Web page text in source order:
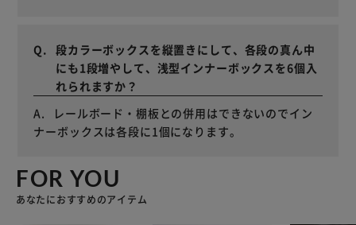
段カラーボックスを縦置きにして、各段の真ん中
にも1段増やして、浅型インナーボックスを6個入
れられますか？
レールボード・棚板との併用はできないのでイン
ナーボックスは各段に1個になります。
FOR YOU
あなたにおすすめのアイテム